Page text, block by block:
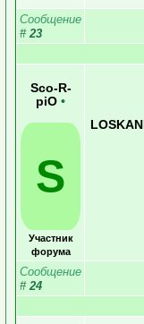
Сообщение
# 23
Sco-R-
piO •
S
Участник
форума
Сообщение
# 24